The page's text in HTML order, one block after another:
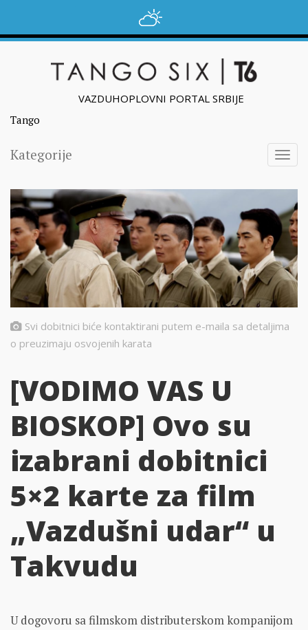
VAZDUHOPLOVNI PORTAL SRBIJE
Tango
Kategorije
Svi dobitnici biće kontaktirani putem e-maila sa detaljima
o preuzimaju osvojenih karata
[VODIMO VAS U
BIOSKOP] Ovo su
izabrani dobitnici
5×2 karte za film
„Vazdušni udar“ u
Takvudu
U dogovoru sa filmskom distributerskom kompanijom